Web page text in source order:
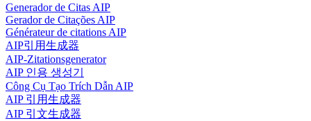
Generador de Citas AIP
Gerador de Citações AIP
Générateur de citations AIP
AIP引用生成器
AIP-Zitationsgenerator
AIP 인용 생성기
Công Cụ Tạo Trích Dẫn AIP
AIP 引用生成器
AIP 引文生成器